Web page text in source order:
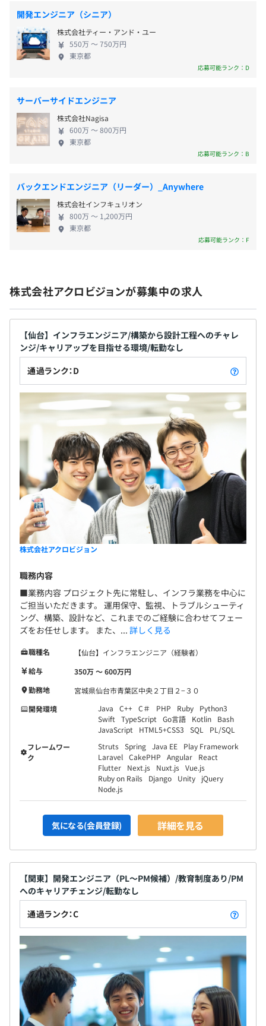
その他：要件定義/基本設計などの上流工程業務
■案件名：オンプレミス環境からクラウド環境への移行支
援
環境・スキル：AWS設計・構築、JavaScript
築、テスト、リリースまで一連の業務支援
■案件名：位置情報ビッグデータWEBサービス開発
環境・スキル：React、AWS、mapbox
■代表の末光は起業する前は、常駐支援での開発を行うエ
す。
＜福利厚生の一部＞
・書籍の購入補助制度：3ヶ月15,000円まで会社負担
・資格取得補助制度：受験料負担（最大4万円まで）・お
祝い金支給（最大15万円）
・Ｅラーニング・セミナー受け放題
・勉強会（月1テーマを決めて、興味をもった方は参加可
能）
オンライン勉強会など部活動も盛んです。
業務により必要なスペックのPC相談可能
オブジェクト指向
◆定期的にクライアントへ「お客様満足度評価」のアンケ
ートに回答頂いており、その内容も評価に反映しておりま
す。
◆社員メンバーには月報を毎月提出してもらい、その内容
で業務の進行度合いのチェックや悩み・不安の早期キャッ
チアップも行っております。
常駐先により異なりますが、社員は目標に向かって必死に
努力する社員が多くいます。
クライアント先に常駐していても、「自分に何が足りない
のか」という事を常に考え自己学習をしている社員と一緒
に働くことになります。
【代表取締役社長／エンジニア】
新卒でＩＴ系の会社に就職後、i-modeの海外展開プロジ
ェクトに参画し、
フランスやイタリア、ギリシャ、オーストラリアなどで開
発を行う。
29歳の時にアクロビジョンを設立。
現在は、社長業と並行して自ら社内システムの開発や新規
事業のシステム開発も手掛ける。
各線 池袋駅
※プロジェクトにより異なります。
・夏季休暇／年末年始
・年次有給休暇
・産前産後休
・介護休暇 等
・月200時間以上の稼働制限あり
・常駐（稼働）手当
・残業手当
・通勤手当（月35000円まで）
・子ども手当
賞与年2回
昇給あり（年2回のチャンス）
社会保険完備
定期健康診断あり
無期雇用
試用期間 3 ヶ月（条件の変更なし）
でした。 i-modeの海外展開支援や大規模トレーディ
ングシステムの開発などに携わり、海外のエンジニ
アへの評価や熱意をもって仕事に取り組む面白さに
触れてきました。 そのため、エンジニアが安心して
成長できる環境を整えたいという強い考えを持ち、
開発エンジニア（シニア）
株式会社ティー・アンド・ユー
550万 〜 750万円
東京都
応募可能ランク：D
サーバーサイドエンジニア
株式会社Nagisa
600万 〜 800万円
東京都
応募可能ランク：B
バックエンドエンジニア（リーダー）_Anywhere
株式会社インフキュリオン
800万 〜 1,200万円
東京都
応募可能ランク：F
株式会社アクロビジョンが募集中の求人
【仙台】インフラエンジニア/構築から設計工程へのチャレ
ンジ/キャリアップを目指せる環境/転勤なし
通過ランク：D
株式会社アクロビジョン
職務内容
■業務内容 プロジェクト先に常駐し、インフラ業務を中心に
ご担当いただきます。 運用保守、監視、トラブルシューティ
ング、構築、設計など、これまでのご経験に合わせてフェー
ズをお任せします。 また、... 詳しく見る
職種名
【仙台】インフラエンジニア（経験者）
給与
350万 〜 600万円
勤務地
宮城県仙台市青葉区中央２丁目２−３０
開発環境
Java C++ C＃ PHP Ruby
Python3
Swift
TypeScript Go言語 Kotlin
Bash
JavaScript
HTML5+CSS3 SQL
PL/SQL
フレームワー
ク
Struts Spring Java EE
Play Framework
Laravel CakePHP Angular
React
Flutter
Next.js Nuxt.js Vue.js
Ruby on Rails
Django Unity
jQuery
Node.js
気になる(会員登録) 詳細を見る
【関東】開発エンジニア（PL～PM候補）/教育制度あり/PM
へのキャリアチェンジ/転勤なし
通過ランク：C